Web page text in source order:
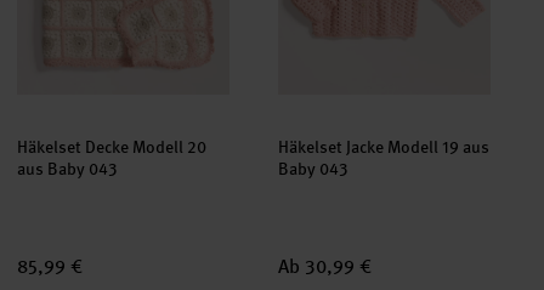
Häkelset Decke Modell 20
aus Baby 043
85,99 €
Häkelset Jacke Modell 19 aus
Baby 043
Ab 30,99 €